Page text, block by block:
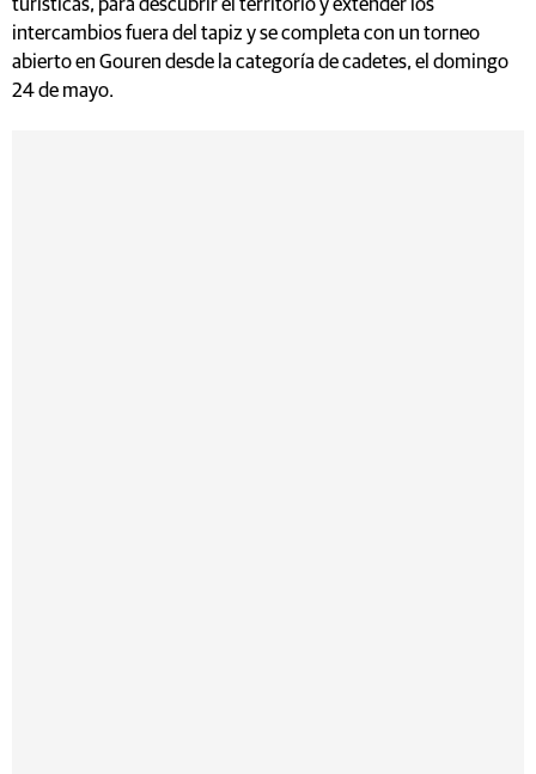
turísticas, para descubrir el territorio y extender los
intercambios fuera del tapiz y se completa con un torneo
abierto en Gouren desde la categoría de cadetes, el domingo
24 de mayo.